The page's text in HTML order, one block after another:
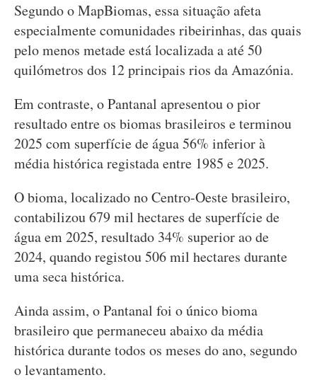
Segundo o MapBiomas, essa situação afeta
especialmente comunidades ribeirinhas, das quais
pelo menos metade está localizada a até 50
quilómetros dos 12 principais rios da Amazónia.
Em contraste, o Pantanal apresentou o pior
resultado entre os biomas brasileiros e terminou
2025 com superfície de água 56% inferior à
média histórica registada entre 1985 e 2025.
O bioma, localizado no Centro-Oeste brasileiro,
contabilizou 679 mil hectares de superfície de
água em 2025, resultado 34% superior ao de
2024, quando registou 506 mil hectares durante
uma seca histórica.
Ainda assim, o Pantanal foi o único bioma
brasileiro que permaneceu abaixo da média
histórica durante todos os meses do ano, segundo
o levantamento.